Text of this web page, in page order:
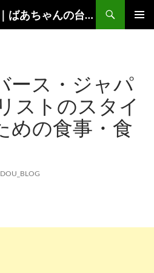
ばあちゃんの料理教室｜ばあちゃんの台所から学ぶ、食と健康の知恵
ース・ジャパ
ストのスタイ
めの食事・食